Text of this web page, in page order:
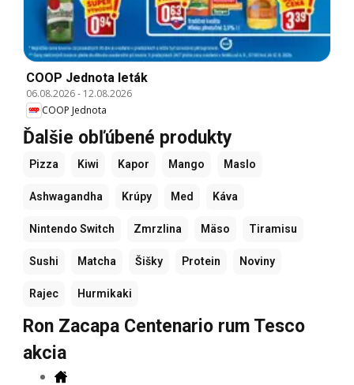
COOP Jednota leták
06.08.2026- 12.08.2026
COOP Jednota
Ďalšie obľúbené produkty
Pizza Kiwi Kapor Mango Maslo
Ashwagandha Krúpy Med Káva
Nintendo Switch Zmrzlina Mäso Tiramisu
Sushi Matcha Šišky Protein Noviny
Rajec Hurmikaki
Ron Zacapa Centenario rum Tesco
akcia